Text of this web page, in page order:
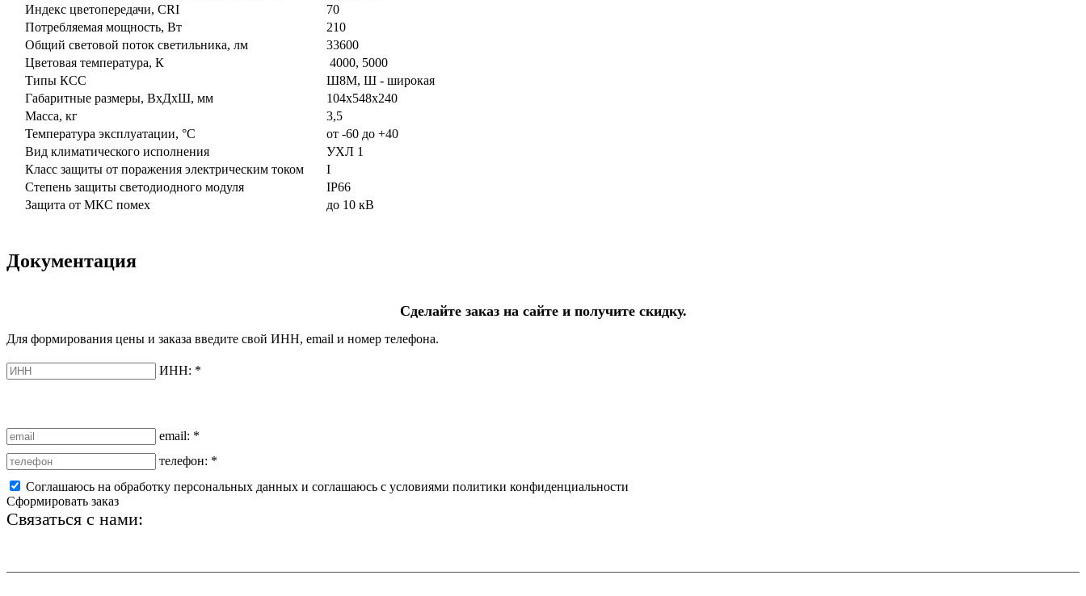
Индекс цветопередачи, CRI
70
Потребляемая мощность, Вт
210
Общий световой поток светильника, лм
33600
Цветовая температура, К
4000, 5000
Типы КСС
Ш8М, Ш - широкая
Габаритные размеры, ВxДxШ, мм
104x548x240
Масса, кг
3,5
Температура эксплуатации, °С
от -60 до +40
Вид климатического исполнения
УХЛ 1
Класс защиты от поражения электрическим током
I
Степень защиты светодиодного модуля
IP66
Защита от МКС помех
до 10 кВ
Документация
Сделайте заказ на сайте и получите скидку.
Для формирования цены и заказа введите свой ИНН, email и номер телефона.
ИНН: *
email: *
телефон: *
Соглашаюсь на обработку персональных данных и соглашаюсь с условиями политики конфиденциальности
Сформировать заказ
Связаться с нами: